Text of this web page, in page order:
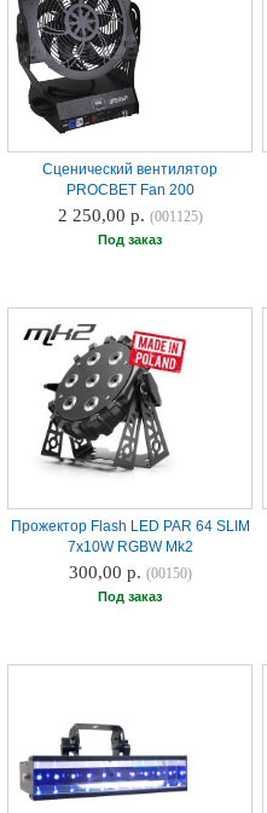
Сценический вентилятор
PROCBET Fan 200
2 250,00 р. (001125)
Под заказ
Прожектор Flash LED PAR 64 SLIM
7x10W RGBW Mk2
300,00 р. (00150)
Под заказ